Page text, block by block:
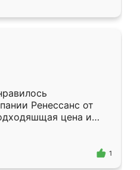
Ренессанс от
цена и
Приехавший
Владислав
самый
1